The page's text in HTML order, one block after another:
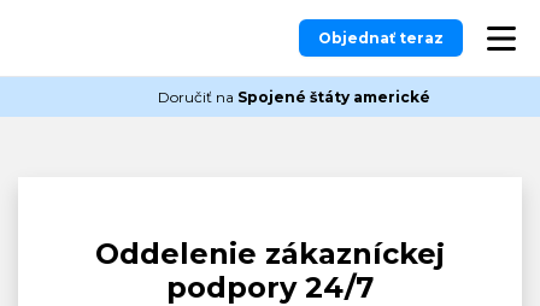
Objednať teraz
Doručiť na Spojené štáty americké
Oddelenie zákazníckej
podpory 24/7